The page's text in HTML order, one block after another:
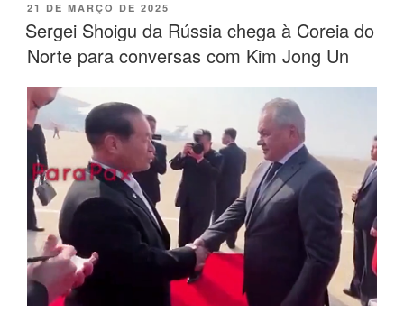
21 DE MARÇO DE 2025
Sergei Shoigu da Rússia chega à Coreia do
Norte para conversas com Kim Jong Un